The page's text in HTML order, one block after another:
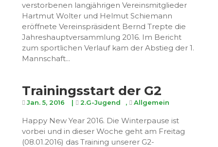
verstorbenen langjährigen Vereinsmitglieder
Hartmut Wolter und Helmut Schiemann
eröffnete Vereinspräsident Bernd Trepte die
Jahreshauptversammlung 2016. Im Bericht
zum sportlichen Verlauf kam der Abstieg der 1.
Mannschaft...
Trainingsstart der G2
Jan. 5, 2016 | 2.G-Jugend , Allgemein
Happy New Year 2016. Die Winterpause ist
vorbei und in dieser Woche geht am Freitag
(08.01.2016) das Training unserer G2-